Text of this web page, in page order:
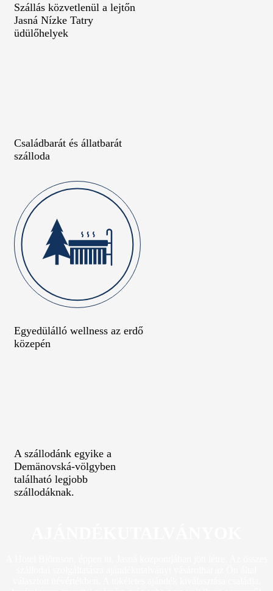
Szállás közvetlenül a lejtőn
Jasná Nízke Tatry
üdülőhelyek
Családbarát és állatbarát
szálloda
Egyedülálló wellness az erdő
közepén
A szállodánk egyike a
Demänovská-völgyben
található legjobb
szállodáknak.